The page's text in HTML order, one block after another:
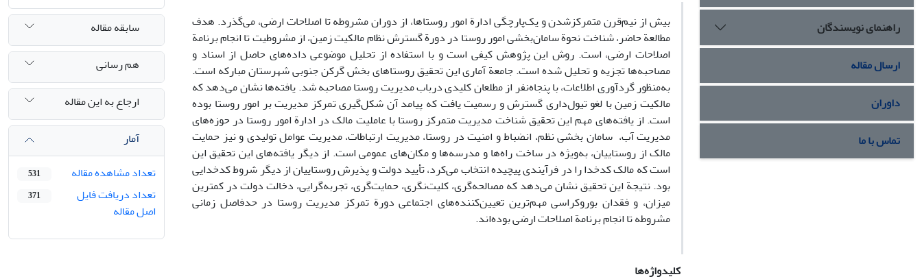
بیش از نیم‌قرن متمرکزشدن و یک‌پارچگی ادارة امور روستاها، از دوران مشروطه تا اصلاحات ارضی، می‌گذرد. هدف
مطالعة حاضر، شناخت نحوة سامان‌بخشی امور روستا در دورة گسترش نظام مالکیت زمین، از مشروطیت تا انجام برنامة
اصلاحات ارضی، است. روش این پژوهش کیفی است و با استفاده از تحلیل موضوعی داده‌های حاصل از اسناد و
مصاحبه‌ها تجزیه و تحلیل شده است. جامعة آماری این تحقیق روستاهای بخش گرکن جنوبی شهرستان مبارکه است.
به‌منظور گردآوری اطلاعات، با پنجاه‌نفر از مطلعان کلیدی درباب مدیریت روستا مصاحبه شد. یافته‌ها نشان می‌دهد که
مالکیت زمین با لغو تیول‌داری گسترش و رسمیت یافت که پیامد آن شکل‌گیری تمرکز مدیریت بر امور روستا بوده
است. از یافته‌های مهم این تحقیق شناخت مدیریت متمرکز روستا با عاملیت مالک در ادارة امور روستا در حوزه‌های
مدیریت آب، سامان بخشی نظم، انضباط و امنیت در روستا، مدیریت ارتباطات، مدیریت عوامل تولیدی و نیز حمایت
مالک از روستاییان، به‌ویژه در ساخت راه‌ها و مدرسه‌ها و مکان‌های عمومی است. از دیگر یافته‌های این تحقیق این
است که مالک کدخدا را در فرآیندی پیچیده انتخاب می‌کرد، تأیید دولت و پذیرش روستاییان از دیگر شروط کدخدایی
بود. نتیجة این تحقیق نشان می‌دهد که مصالحه‌گری، کلیت‌نگری، حمایت‌گری، تجربه‌گرایی، دخالت دولت در کمترین
میزان، و فقدان بوروکراسی مهم‌ترین تعیین‌کننده‌های اجتماعی دورة تمرکز مدیریت روستا در حدفاصل زمانی
مشروطه تا انجام برنامة اصلاحات ارضی بوده‌اند.
کلیدواژه‌ها
سابقه مقاله
هم رسانی
ارجاع به این مقاله
آمار
تعداد مشاهده مقاله
531
تعداد دریافت فایل
اصل مقاله
371
راهنمای نویسندگان
ارسال مقاله
داوران
تماس با ما